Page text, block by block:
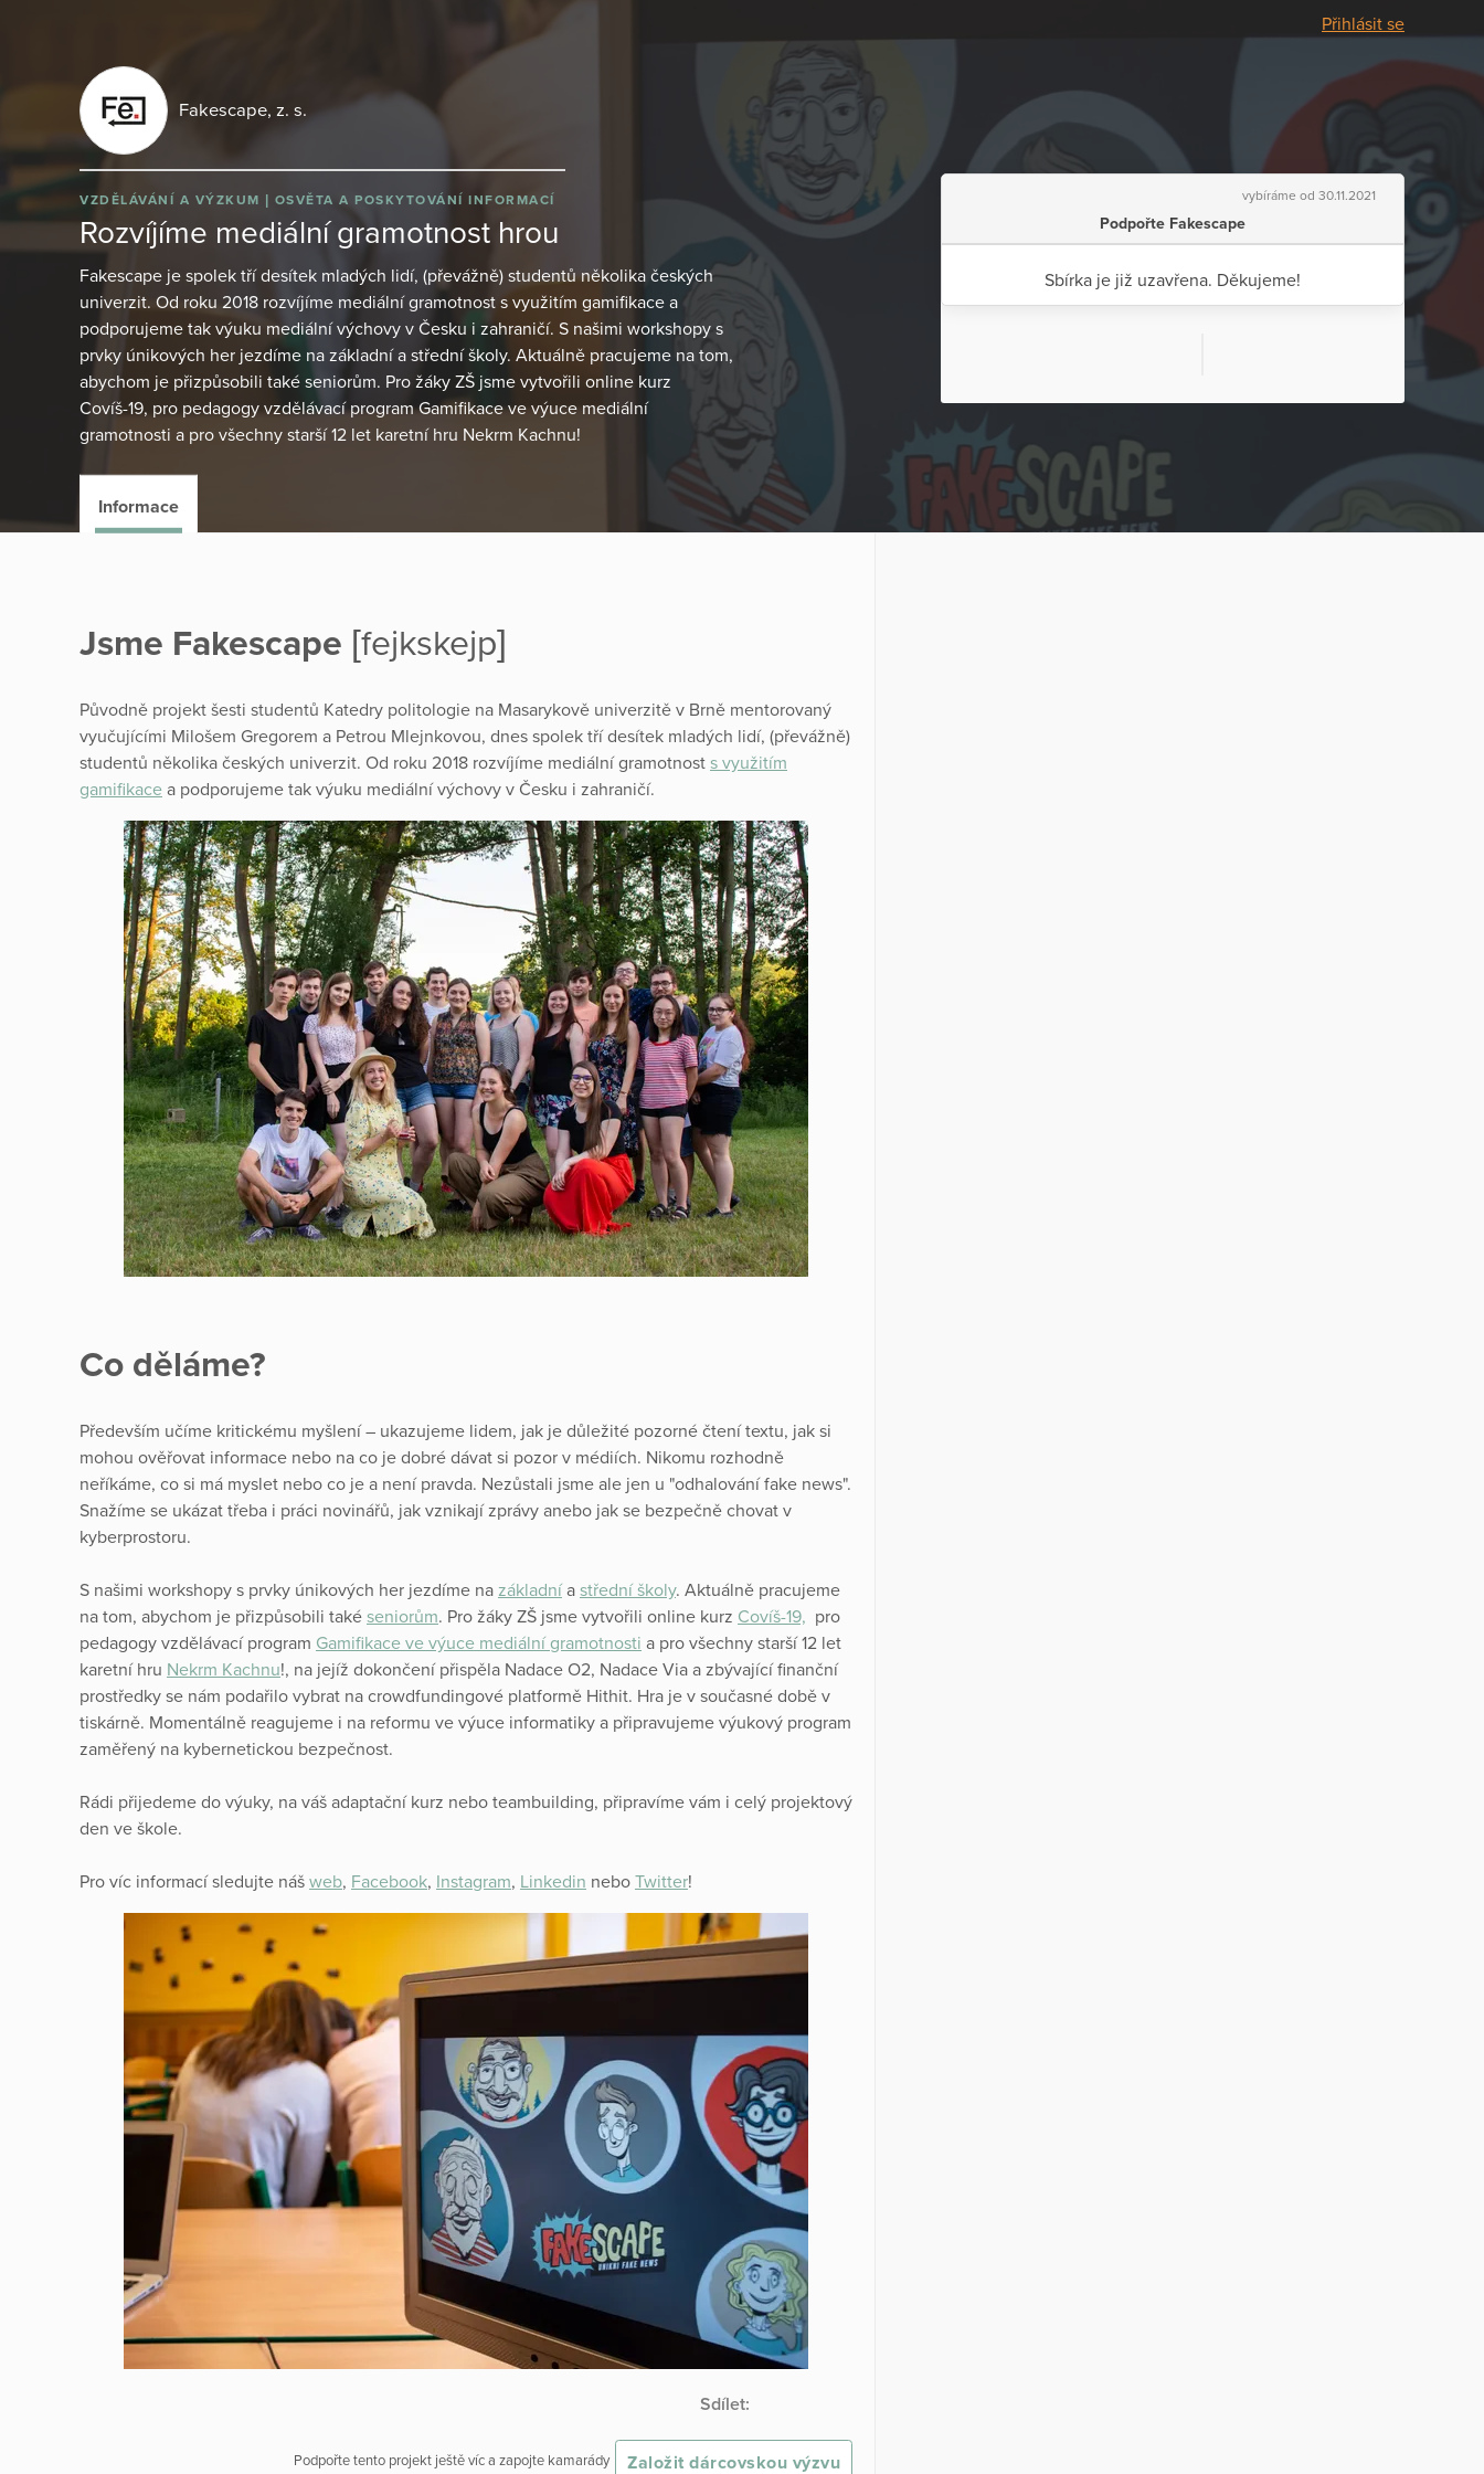
Přihlásit se
Fakescape, z. s.
VZDĚLÁVÁNÍ A VÝZKUM OSVĚTA A POSKYTOVÁNÍ INFORMACÍ
Rozvíjíme mediální gramotnost hrou
Fakescape je spolek tří desítek mladých lidí, (převážně) studentů několika českých
univerzit. Od roku 2018 rozvíjíme mediální gramotnost s využitím gamifikace a
podporujeme tak výuku mediální výchovy v Česku i zahraničí. S našimi workshopy s
prvky únikových her jezdíme na základní a střední školy. Aktuálně pracujeme na tom,
abychom je přizpůsobili také seniorům. Pro žáky ZŠ jsme vytvořili online kurz
Covíš-19, pro pedagogy vzdělávací program Gamifikace ve výuce mediální
gramotnosti a pro všechny starší 12 let karetní hru Nekrm Kachnu!
vybíráme od 30.11.2021
Podpořte Fakescape
Sbírka je již uzavřena. Děkujeme!
Informace
Jsme Fakescape [fejkskejp]
Původně projekt šesti studentů Katedry politologie na Masarykově univerzitě v Brně mentorovaný
vyučujícími Milošem Gregorem a Petrou Mlejnkovou, dnes spolek tří desítek mladých lidí, (převážně)
studentů několika českých univerzit. Od roku 2018 rozvíjíme mediální gramotnost s využitím
gamifikace a podporujeme tak výuku mediální výchovy v Česku i zahraničí.
Co děláme?
Především učíme kritickému myšlení – ukazujeme lidem, jak je důležité pozorné čtení textu, jak si
mohou ověřovat informace nebo na co je dobré dávat si pozor v médiích. Nikomu rozhodně
neříkáme, co si má myslet nebo co je a není pravda. Nezůstali jsme ale jen u "odhalování fake news".
Snažíme se ukázat třeba i práci novinářů, jak vznikají zprávy anebo jak se bezpečně chovat v
kyberprostoru.
S našimi workshopy s prvky únikových her jezdíme na základnía střední školy. Aktuálně pracujeme
na tom, abychom je přizpůsobili také seniorům. Pro žáky ZŠ jsme vytvořili online kurz Covíš-19, pro
pedagogy vzdělávací program Gamifikace ve výuce mediální gramotnosti a pro všechny starší 12 let
karetní hru Nekrm Kachnu!, na jejíž dokončení přispěla Nadace O2, Nadace Via a zbývající finanční
prostředky se nám podařilo vybrat na crowdfundingové platformě Hithit. Hra je v současné době v
tiskárně. Momentálně reagujeme i na reformu ve výuce informatiky a připravujeme výukový program
zaměřený na kybernetickou bezpečnost.
Rádi přijedeme do výuky, na váš adaptační kurz nebo teambuilding, připravíme vám i celý projektový
den ve škole.
Pro víc informací sledujte náš web, Facebook, Instagram, Linkedin nebo Twitter!
Sdílet:
Podpořte tento projekt ještě víc a zapojte kamarády Založit dárcovskou výzvu